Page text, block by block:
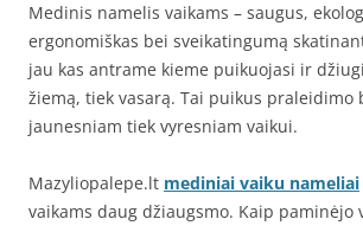
Medinis namelis vaikams – saugus,
ergonomiškas bei sveikatingumą
jau kas antrame kieme puikuojasi ir
žiemą, tiek vasarą. Tai puikus praleidimo
jaunesniam tiek vyresniam vaikui.
Mazyliopalepe.lt mediniai vaiku nameliai
vaikams daug džiaugsmo. Kaip paminėjo